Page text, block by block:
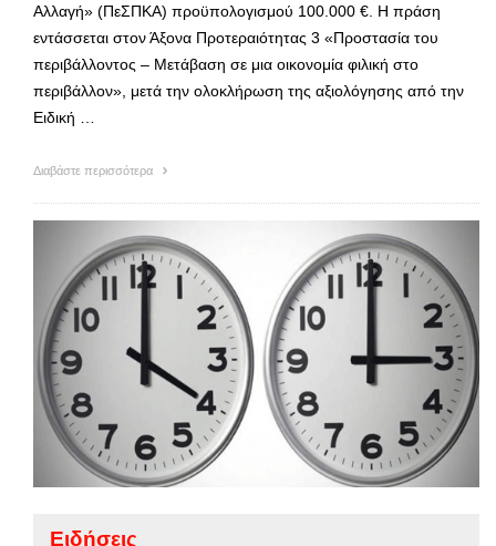
Αλλαγή» (ΠεΣΠΚΑ) προϋπολογισμού 100.000 €. Η πράση
εντάσσεται στον Άξονα Προτεραιότητας 3 «Προστασία του
περιβάλλοντος – Μετάβαση σε μια οικονομία φιλική στο
περιβάλλον», μετά την ολοκλήρωση της αξιολόγησης από την
Ειδική …
Διαβάστε περισσότερα
Ειδήσεις